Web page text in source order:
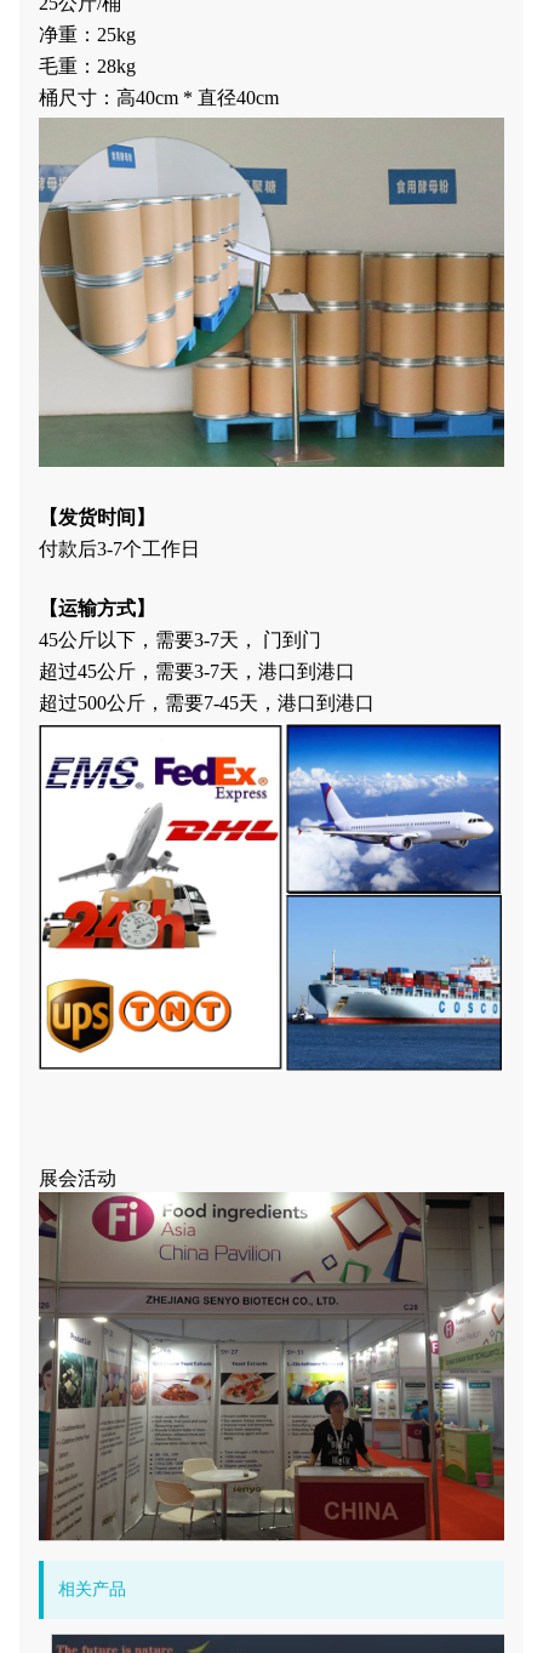
净重：25kg
毛重：28kg
桶尺寸：高40cm * 直径40cm
【发货时间 】
付款后3-7个工作日
【运输方式】
45公斤以下，需要3-7天， 门到门
超过45公斤，需要3-7天，港口到港口
超过500公斤，需要7-45天，港口到港口
展会活动
相关产品